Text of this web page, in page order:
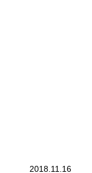
2018.11.16